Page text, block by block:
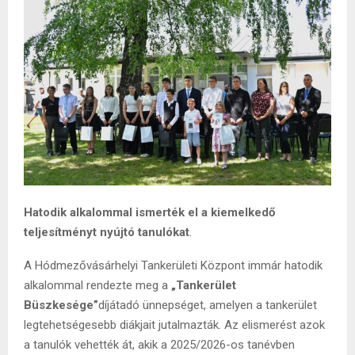
Hatodik alkalommal ismerték el a kiemelkedő
teljesítményt nyújtó tanulókat.
A Hódmezővásárhelyi Tankerületi Központ immár hatodik
alkalommal rendezte meg a „Tankerület
Büszkesége”díjátadó ünnepséget, amelyen a tankerület
legtehetségesebb diákjait jutalmazták. Az elismerést azok
a tanulók vehették át, akik a 2025/2026-os tanévben